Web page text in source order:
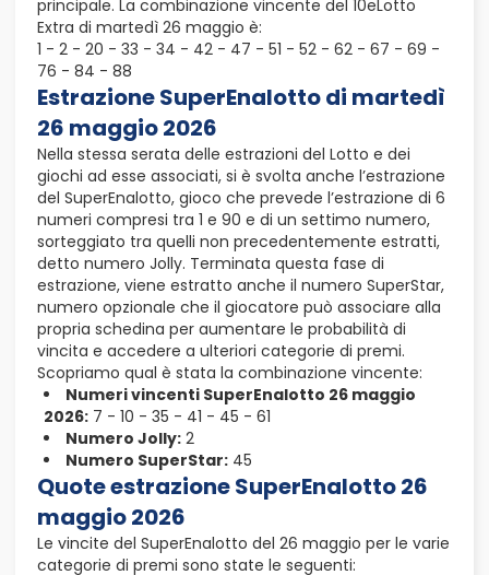
principale. La combinazione vincente del 10eLotto
Extra di martedì 26 maggio è:
1 - 2 - 20 - 33 - 34 - 42 - 47 - 51 - 52 - 62 - 67 - 69 -
76 - 84 - 88
Estrazione SuperEnalotto di martedì
26 maggio 2026
Nella stessa serata delle estrazioni del Lotto e dei
giochi ad esse associati, si è svolta anche l’estrazione
del SuperEnalotto, gioco che prevede l’estrazione di 6
numeri compresi tra 1 e 90 e di un settimo numero,
sorteggiato tra quelli non precedentemente estratti,
detto numero Jolly. Terminata questa fase di
estrazione, viene estratto anche il numero SuperStar,
numero opzionale che il giocatore può associare alla
propria schedina per aumentare le probabilità di
vincita e accedere a ulteriori categorie di premi.
Scopriamo qual è stata la combinazione vincente:
Numeri vincenti SuperEnalotto 26 maggio
2026: 7 - 10 - 35 - 41 - 45 - 61
Numero Jolly: 2
Numero SuperStar: 45
Quote estrazione SuperEnalotto 26
maggio 2026
Le vincite del SuperEnalotto del 26 maggio per le varie
categorie di premi sono state le seguenti: